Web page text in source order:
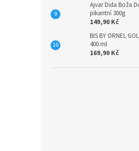
Ajvar Dida Boža
pikantní 300g
149,90 Kč
BIS BY ORNEL
400 ml
169,90 Kč